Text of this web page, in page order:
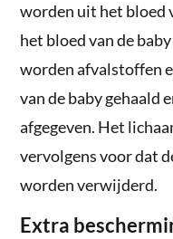
worden uit het bloed
het bloed van de
worden afvalstoffen
van de baby gehaald
afgegeven. Het
vervolgens voor dat
worden verwijderd.
Extra